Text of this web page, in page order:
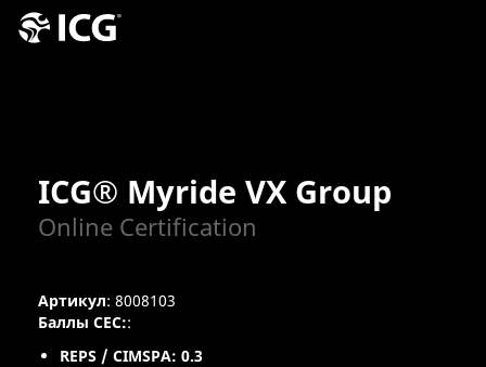
ICG® Myride VX Group
Online Certification
Артикул: 8008103
Баллы CEC::
REPS / CIMSPA: 0.3